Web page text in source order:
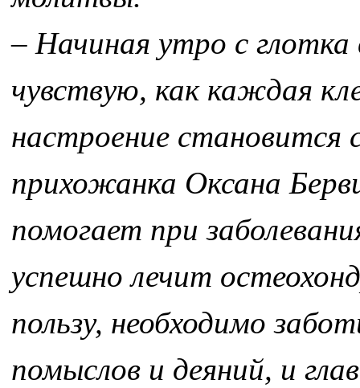
– Начиная утро с глотка
чувствую, как каждая
настроение
прихожанка Оксана
помогает при
успешно лечит
пользу, необходимо
помыслов и деяний, и